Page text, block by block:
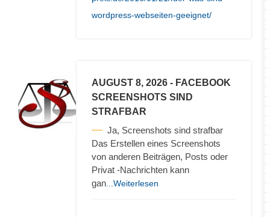
wordpress-webseiten-geeignet/
AUGUST 8, 2026 - FACEBOOK
SCREENSHOTS SIND
STRAFBAR
Ja, Screenshots sind strafbar
Das Erstellen eines Screenshots
von anderen Beiträgen, Posts oder
Privat -Nachrichten kann
gan ...Weiterlesen